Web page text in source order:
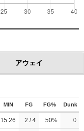
アウェイ
MIN FG FG% Dunk
15:26 2 / 4 50% 0